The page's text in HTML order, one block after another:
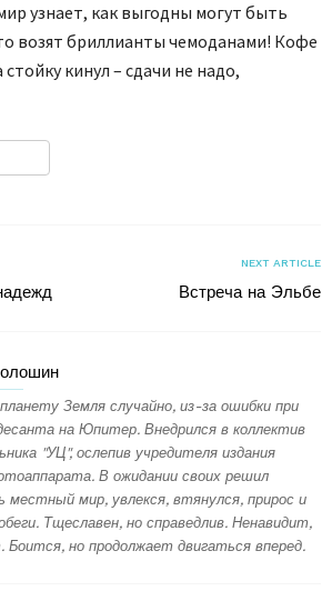
узнает, как выгодны могут быть
возят бриллианты чемоданами! Кофе
кинул – сдачи не надо,
NEXT ARTICLE
Встреча на Эльбе
Земля случайно, из-за ошибки при
на Юпитер. Внедрился в коллектив
"УЦ", ослепив учредителя издания
В ожидании своих решил
местный мир, увлекся, втянулся, прирос и
Тщеславен, но справедлив. Ненавидит,
Боится, но продолжает двигаться вперед.